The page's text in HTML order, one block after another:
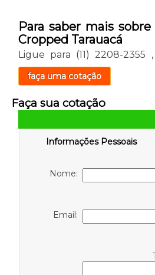
Para saber mais
Cropped Tarauacá
Ligue para (11) 2208-2355 ,
faça uma cotação
Faça sua cotação
Informações Pessoais
Nome:
Email: